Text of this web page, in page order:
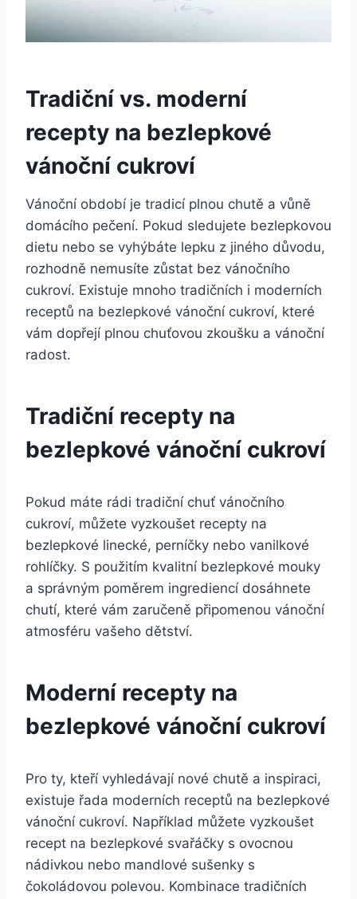
Tradiční vs. moderní
recepty na bezlepkové
vánoční cukroví
Vánoční období je tradicí plnou chutě a vůně
domácího pečení. Pokud sledujete bezlepkovou
dietu nebo se vyhýbáte lepku z jiného důvodu,
rozhodně nemusíte zůstat bez vánočního
cukroví. Existuje mnoho tradičních i moderních
receptů na bezlepkové vánoční cukroví, které
vám dopřejí plnou chuťovou zkoušku a vánoční
radost.
Tradiční recepty na
bezlepkové vánoční cukroví
Pokud máte rádi tradiční chuť vánočního
cukroví, můžete vyzkoušet recepty na
bezlepkové linecké, perníčky nebo vanilkové
rohlíčky. S použitím kvalitní bezlepkové mouky
a správným poměrem ingrediencí dosáhnete
chutí, které vám zaručeně připomenou vánoční
atmosféru vašeho dětství.
Moderní recepty na
bezlepkové vánoční cukroví
Pro ty, kteří vyhledávají nové chutě a inspiraci,
existuje řada moderních receptů na bezlepkové
vánoční cukroví. Například můžete vyzkoušet
recept na bezlepkové svařáčky s ovocnou
nádivkou nebo mandlové sušenky s
čokoládovou polevou. Kombinace tradičních